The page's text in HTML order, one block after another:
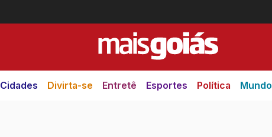
Cidades Divirta-se Entretê Esportes Política Mundo